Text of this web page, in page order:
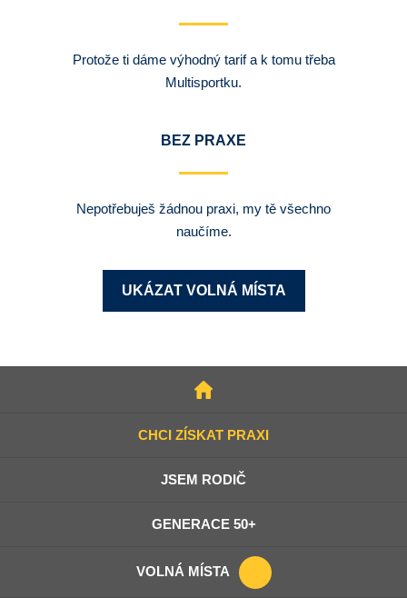
Protože ti dáme výhodný tarif a k tomu třeba
Multisportku.
BEZ PRAXE
Nepotřebuješ žádnou praxi, my tě všechno
naučíme.
UKÁZAT VOLNÁ MÍSTA
DOMŮ
CHCI ZÍSKAT PRAXI
JSEM RODIČ
GENERACE 50+
VOLNÁ MÍSTA